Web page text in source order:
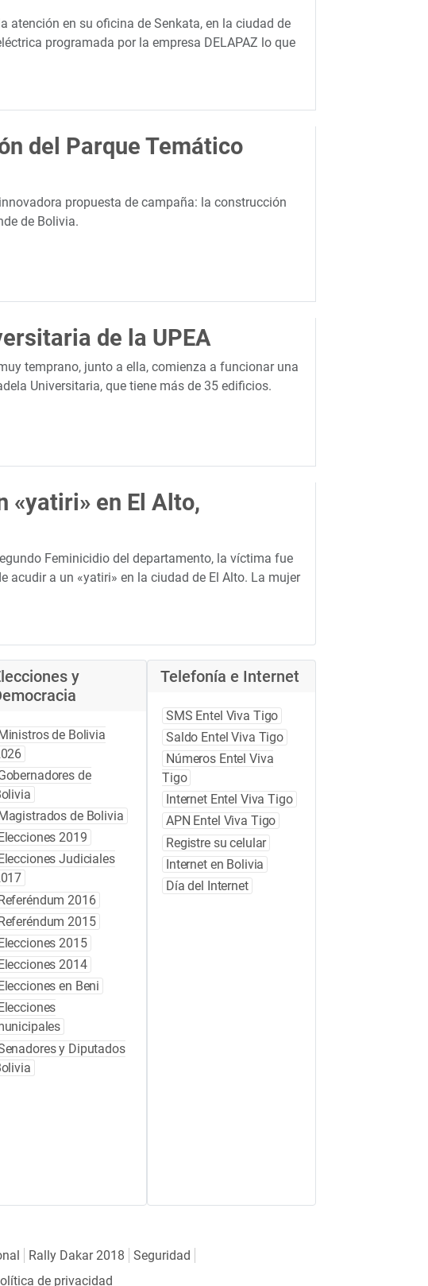
atención en su oficina de Senkata, en la ciudad de
programada por la empresa DELAPAZ lo que
del Parque Temático
propuesta de campaña: la construcción
de Bolivia.
de la UPEA
temprano, junto a ella, comienza a funcionar una
Universitaria, que tiene más de 35 edificios.
«yatiri» en El Alto,
Feminicidio del departamento, la víctima fue
acudir a un «yatiri» en la ciudad de El Alto. La mujer
y
de Bolivia
de
de Bolivia
Elecciones 2019
Elecciones Judiciales
2016
2015
2015
2014
Elecciones en Beni
Elecciones
y Diputados
Telefonía e Internet
SMS Entel Viva Tigo
Saldo Entel Viva Tigo
Números Entel Viva
Tigo
Internet Entel Viva Tigo
APN Entel Viva Tigo
Registre su celular
Internet en Bolivia
Día del Internet
Rally Dakar 2018
Seguridad
de privacidad